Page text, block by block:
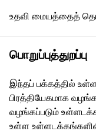
உதவி மையத்தைத்
பொறுப்புத்துறப்பு
இந்தப் பக்கத்தில்
பிரத்தியேகமாக
வழங்கப்படும்
உள்ள